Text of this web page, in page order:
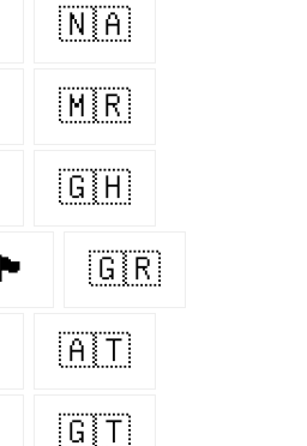
🇳🇦
🇲🇷
🇬🇭
🏴󠁧󠁢󠁳󠁣󠁴󠁿 🇬🇷
🇦🇹
🇬🇹